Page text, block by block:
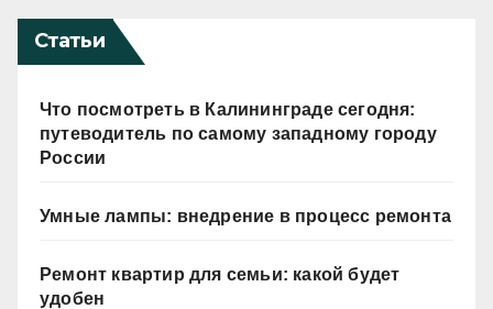
Статьи
Что посмотреть в Калининграде сегодня:
путеводитель по самому западному городу
России
Умные лампы: внедрение в процесс ремонта
Ремонт квартир для семьи: какой будет
удобен